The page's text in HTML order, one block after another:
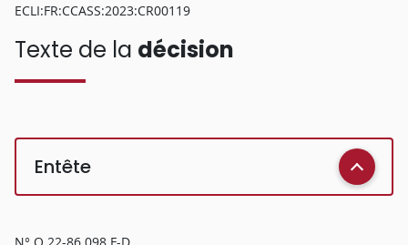
ECLI:FR:CCASS:2023:CR00119
Texte de la décision
Entête